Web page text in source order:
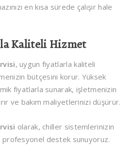
en kısa sürede çalışır hale
Kaliteli Hizmet
, uygun fiyatlarla kaliteli
bütçesini korur. Yüksek
fiyatlarla sunarak, işletmenizin
ve bakım maliyetlerinizi düşürür.
olarak, chiller sistemlerinizin
profesyonel destek sunuyoruz.